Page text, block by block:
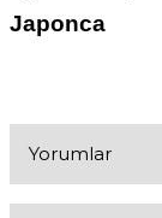
Japonca
Yorumlar